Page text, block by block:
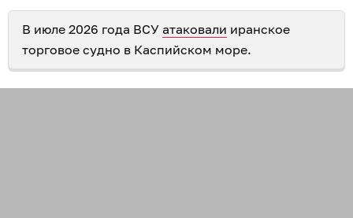
В июле 2026 года ВСУ атаковали иранское
торговое судно в Каспийском море.